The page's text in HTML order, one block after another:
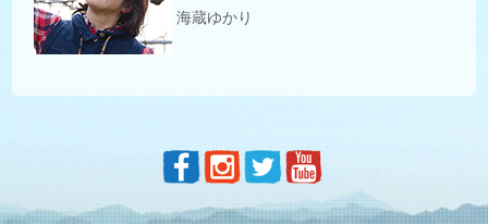
海蔵ゆかり